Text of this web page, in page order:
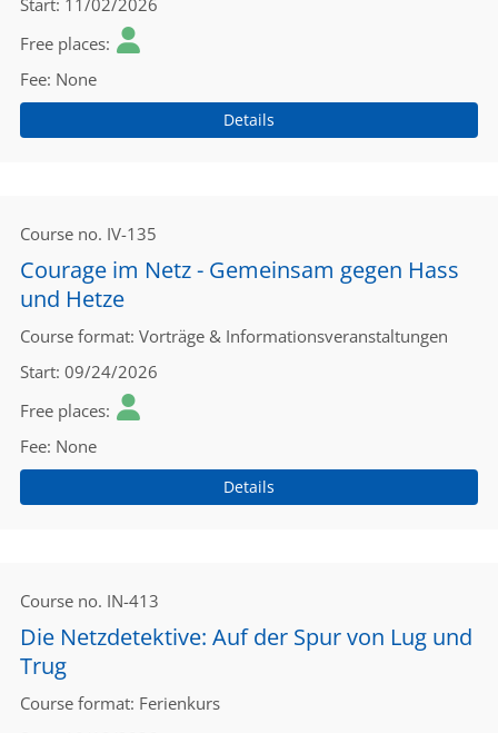
Start 11/02/2026
Free places
Fee None
Details
Course no. IV-135
Courage im Netz - Gemeinsam gegen Hass
und Hetze
Course format Vorträge & Informationsveranstaltungen
Start 09/24/2026
Free places
Fee None
Details
Course no. IN-413
Die Netzdetektive: Auf der Spur von Lug und
Trug
Course format Ferienkurs